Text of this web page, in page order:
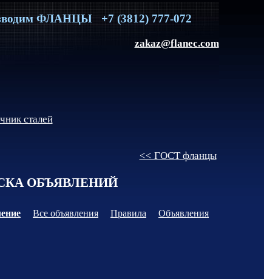
ФЛАНЦЫ+7 (3812) 777-072
zakaz@flanec.com
сталей
<< ГОСТ фланцы
ОБЪЯВЛЕНИЙ
Все объявления Правила Объявления